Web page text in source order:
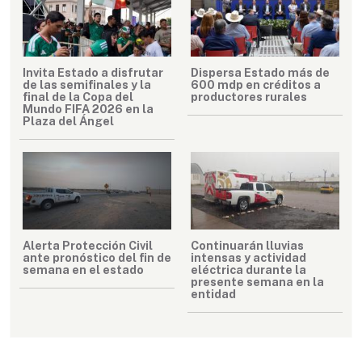
Invita Estado a disfrutar
de las semifinales y la
final de la Copa del
Mundo FIFA 2026 en la
Plaza del Ángel
Dispersa Estado más de
600 mdp en créditos a
productores rurales
Alerta Protección Civil
ante pronóstico del fin de
semana en el estado
Continuarán lluvias
intensas y actividad
eléctrica durante la
presente semana en la
entidad